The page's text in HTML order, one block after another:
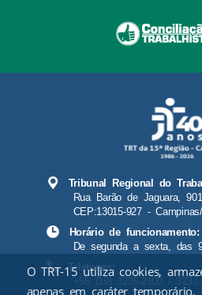
Tribunal Regional do
Rua Barão de Jaguara,
CEP:13015-927 -
Horário de funcionamento:
De segunda a sexta, das
Telefones:
+55 (19) 3236-2100 / 3231-
O TRT-15 utiliza cookies,
apenas em caráter temporário,